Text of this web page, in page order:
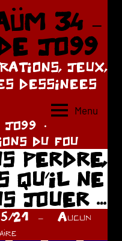
34 –
JO99
JEUX,
DESSINEES
Menu
JO99
DU FOU
PERDRE,
QU’IL NE
JOUER …
21
Aucun